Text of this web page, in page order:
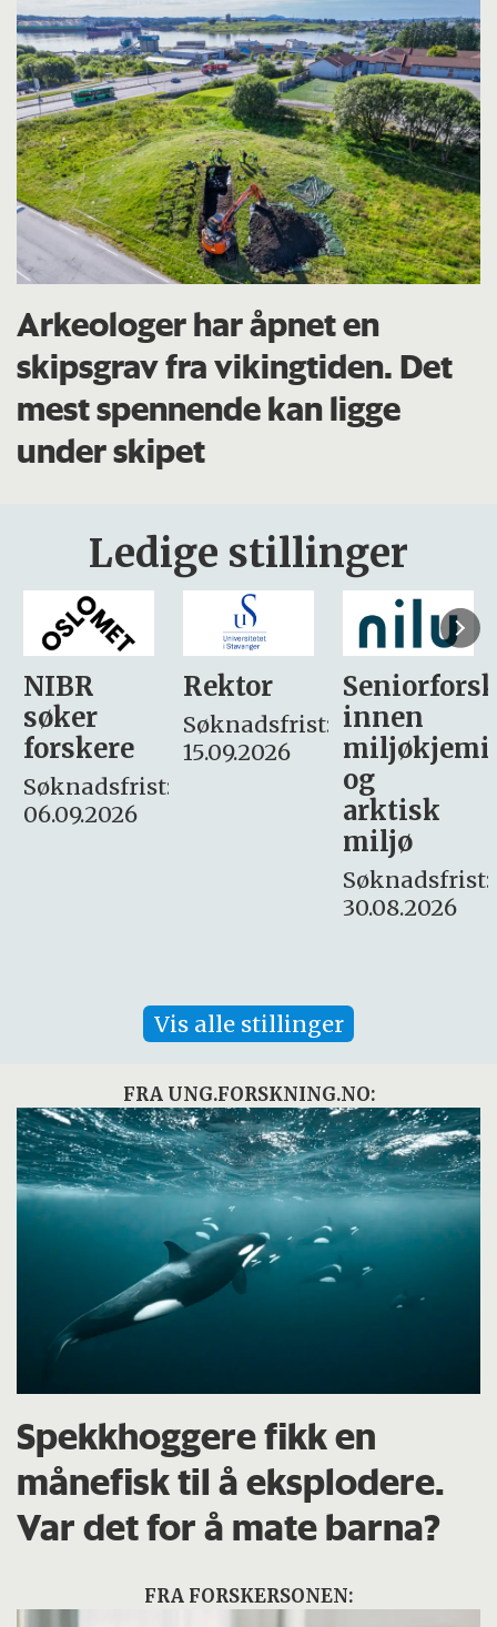
Arkeologer har åpnet en
skipsgrav fra vikingtiden. Det
mest spennende kan ligge
under skipet
Ledige stillinger
Rektor
Søknadsfrist:
15.09.2026
Seniorforsker
innen
miljøkjemi
søker
– fast
Søknadsfrist:
16. august.
Vis alle stillinger
FRA UNG.FORSKNING.NO:
Spekkhoggere fikk en
månefisk til å eksplodere.
Var det for å mate barna?
FRA FORSKERSONEN: